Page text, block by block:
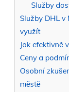
Služby
Služby DHL v
využít
Jak efektivně
Ceny a
Osobní
městě